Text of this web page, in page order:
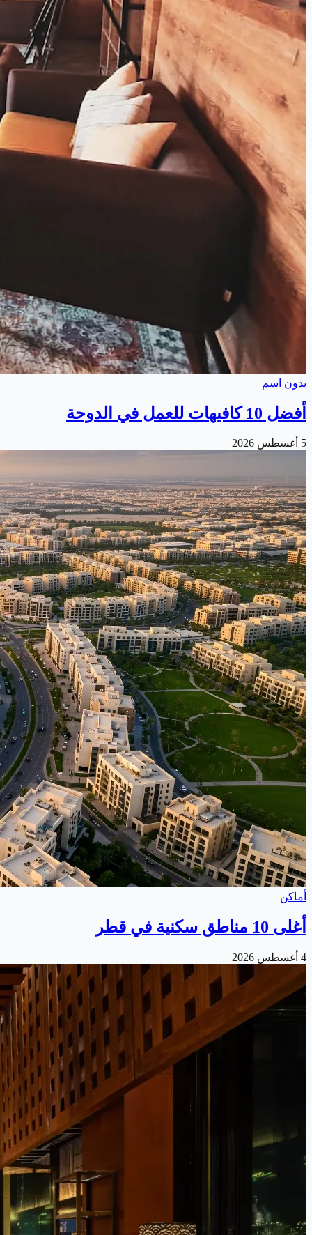
بدون اسم
أفضل 10 كافيهات للعمل في الدوحة
5 أغسطس 2026
أماكن
أغلى 10 مناطق سكنية في قطر
4 أغسطس 2026